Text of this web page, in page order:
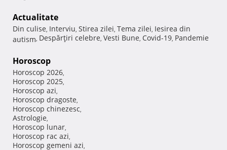
Actualitate
Din culise, Interviu, Stirea zilei, Tema zilei, Iesirea din
autism, Despărţiri celebre, Vesti Bune, Covid-19, Pandemie
Horoscop
Horoscop 2026,
Horoscop 2025,
Horoscop azi,
Horoscop dragoste,
Horoscop chinezesc,
Astrologie,
Horoscop lunar,
Horoscop rac azi,
Horoscop gemeni azi,